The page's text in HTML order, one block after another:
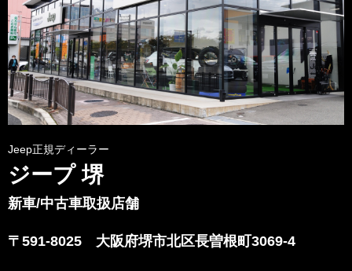
Jeep正規ディーラー
ジープ 堺
新車/中古車取扱店舗
〒591-8025 大阪府堺市北区長曽根町3069-4